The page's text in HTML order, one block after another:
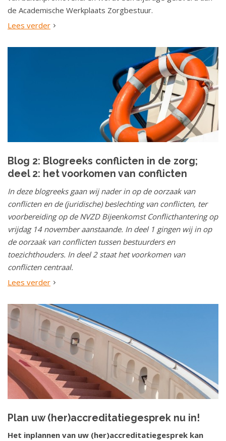
de Academische Werkplaats Zorgbestuur.
Lees verder
Blog 2: Blogreeks conflicten in de zorg;
deel 2: het voorkomen van conflicten
In deze blogreeks gaan wij nader in op de oorzaak van
conflicten en de (juridische) beslechting van conflicten, ter
voorbereiding op de NVZD Bijeenkomst Conflicthantering op
vrijdag 14 november aanstaande. In deel 1 gingen wij in op
de oorzaak van conflicten tussen bestuurders en
toezichthouders. In deel 2 staat het voorkomen van
conflicten centraal.
Lees verder
Plan uw (her)accreditatiegesprek nu in!
Het inplannen van uw (her)accreditatiegesprek kan